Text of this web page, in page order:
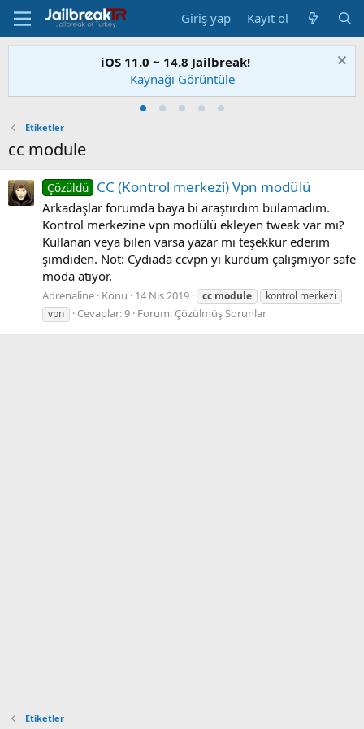
Giriş yap Kayıt ol
iOS 11.0 ~ 14.8 Jailbreak!
Kaynağı Görüntüle
Etiketler
cc module
Çözüldü CC (Kontrol merkezi) Vpn modülü
Arkadaşlar forumda baya bi araştırdım bulamadım.
Kontrol merkezine vpn modülü ekleyen tweak var mı?
Kullanan veya bilen varsa yazar mı teşekkür ederim
şimdiden. Not: Cydiada ccvpn yi kurdum çalışmıyor safe
moda atıyor.
Adrenaline Konu 14 Nis 2019 cc module
kontrol merkezi
vpn
Cevaplar: 9 Forum: Çözülmüş Sorunlar
Etiketler